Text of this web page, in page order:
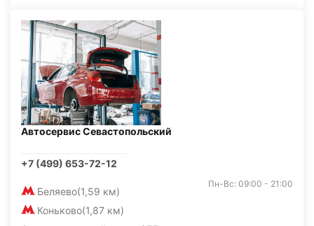
Автосервис Севастопольский
+7 (499) 653-72-12
Беляево(1,59 км)
Коньково(1,87 км)
Пн-Вс: 09:00 - 21:00